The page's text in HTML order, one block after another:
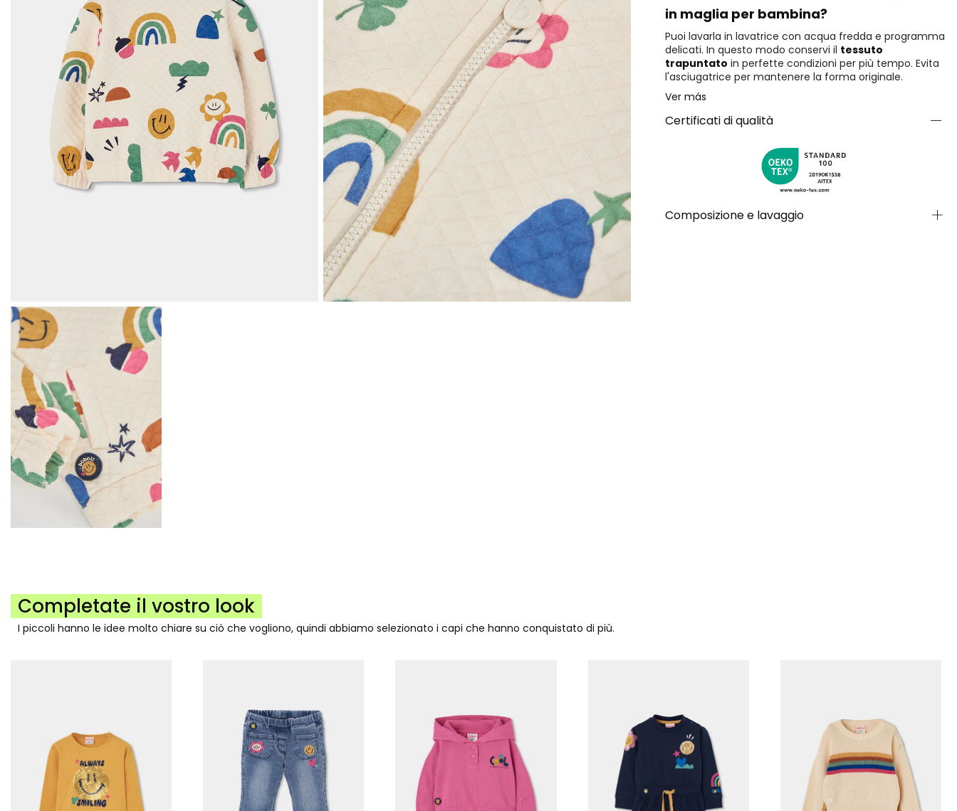
in maglia per bambina?
Puoi lavarla in lavatrice con acqua fredda e programma
delicati. In questo modo conservi il tessuto
trapuntato in perfette condizioni per più tempo. Evita
l'asciugatrice per mantenere la forma originale.
Ver más
Certificati di qualità
Composizione e lavaggio
Completate il vostro look
I piccoli hanno le idee molto chiare su ciò che vogliono, quindi abbiamo selezionato i capi che hanno conquistato di più.